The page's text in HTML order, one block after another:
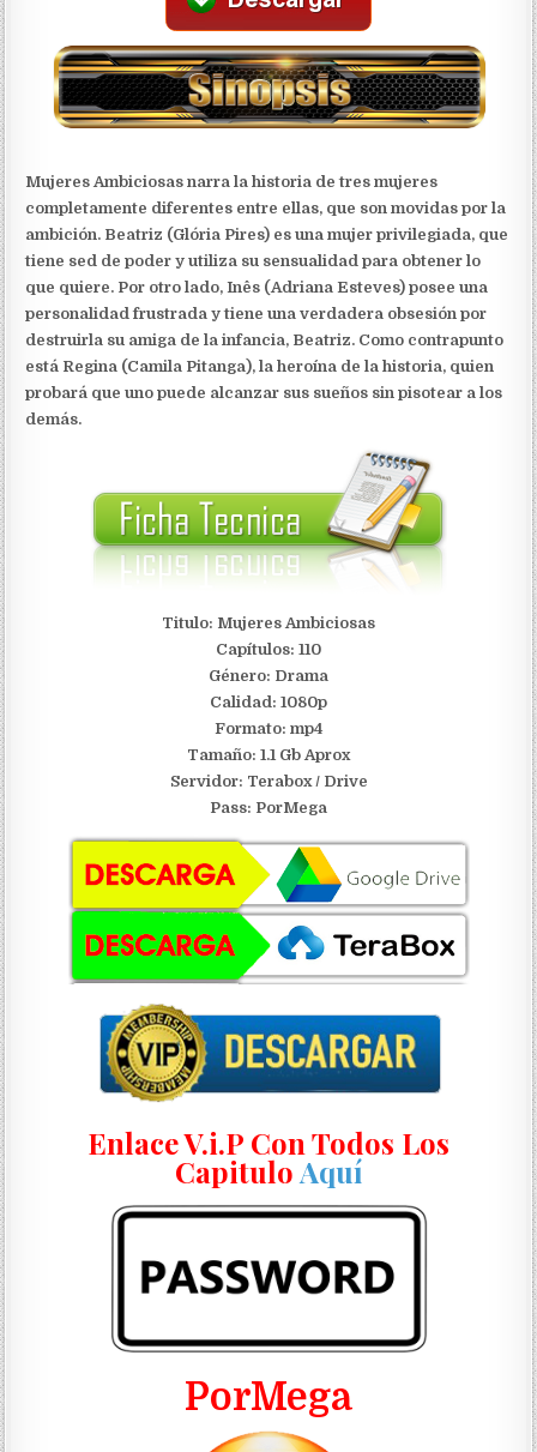
Mujeres Ambiciosas narra la historia de tres mujeres
completamente diferentes entre ellas, que son movidas por la
ambición. Beatriz (Glória Pires) es una mujer privilegiada, que
tiene sed de poder y utiliza su sensualidad para obtener lo
que quiere. Por otro lado, Inês (Adriana Esteves) posee una
personalidad frustrada y tiene una verdadera obsesión por
destruirla su amiga de la infancia, Beatriz. Como contrapunto
está Regina (Camila Pitanga), la heroína de la historia, quien
probará que uno puede alcanzar sus sueños sin pisotear a los
demás.
Titulo: Mujeres Ambiciosas
Capítulos: 110
Género: Drama
Calidad: 1080p
Formato: mp4
Tamaño: 1.1 Gb Aprox
Servidor: Terabox / Drive
Pass: PorMega
Enlace V.i.P Con Todos Los
CapituloAquí
PorMega